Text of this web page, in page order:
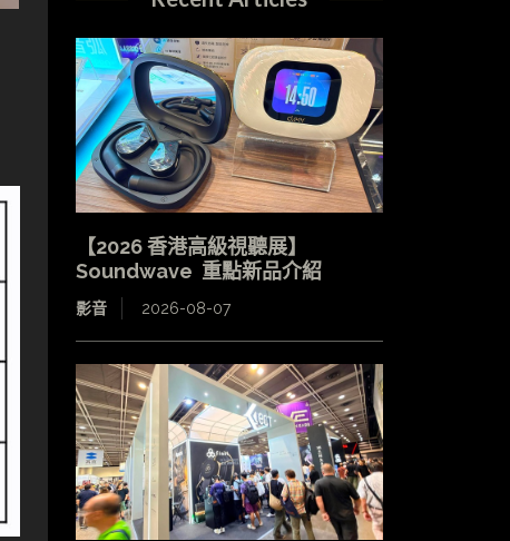
【2026 香港高級視聽展】
Soundwave 重點新品介紹
影音 2026-08-07